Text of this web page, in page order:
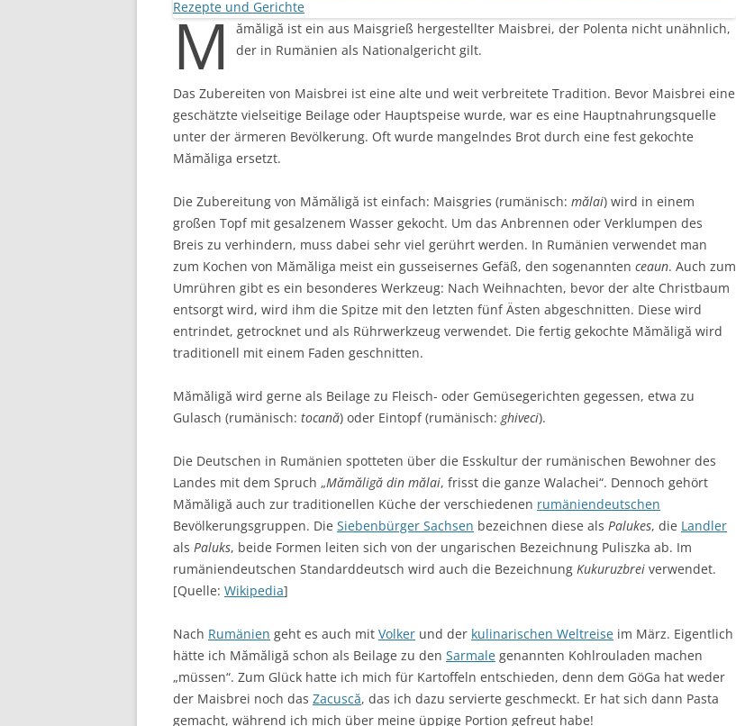
M ămăligă ist ein aus Maisgrieß hergestellter Maisbrei, der Polenta nicht unähnlich,
der in Rumänien als Nationalgericht gilt.
Das Zubereiten von Maisbrei ist eine alte und weit verbreitete Tradition. Bevor Maisbrei eine
geschätzte vielseitige Beilage oder Hauptspeise wurde, war es eine Hauptnahrungsquelle
unter der ärmeren Bevölkerung. Oft wurde mangelndes Brot durch eine fest gekochte
Mămăliga ersetzt.
Die Zubereitung von Mămăligă ist einfach: Maisgries (rumänisch: mălai) wird in einem
großen Topf mit gesalzenem Wasser gekocht. Um das Anbrennen oder Verklumpen des
Breis zu verhindern, muss dabei sehr viel gerührt werden. In Rumänien verwendet man
zum Kochen von Mămăliga meist ein gusseisernes Gefäß, den sogenannten ceaun. Auch zum
Umrühren gibt es ein besonderes Werkzeug: Nach Weihnachten, bevor der alte Christbaum
entsorgt wird, wird ihm die Spitze mit den letzten fünf Ästen abgeschnitten. Diese wird
entrindet, getrocknet und als Rührwerkzeug verwendet. Die fertig gekochte Mămăligă wird
traditionell mit einem Faden geschnitten.
Mămăligă wird gerne als Beilage zu Fleisch- oder Gemüsegerichten gegessen, etwa zu
Gulasch (rumänisch: tocană) oder Eintopf (rumänisch: ghiveci).
Die Deutschen in Rumänien spotteten über die Esskultur der rumänischen Bewohner des
Landes mit dem Spruch „Mămăligă din mălai, frisst die ganze Walachei“. Dennoch gehört
Mămăligă auch zur traditionellen Küche der verschiedenen rumäniendeutschen
Bevölkerungsgruppen. Die Siebenbürger Sachsen bezeichnen diese als Palukes, die Landler
als Paluks, beide Formen leiten sich von der ungarischen Bezeichnung Puliszka ab. Im
rumäniendeutschen Standarddeutsch wird auch die Bezeichnung Kukuruzbrei verwendet.
[Quelle: Wikipedia]
Nach Rumänien geht es auch mit Volker und der kulinarischen Weltreise im März. Eigentlich
hätte ich Mămăligă schon als Beilage zu den Sarmale genannten Kohlrouladen machen
„müssen“. Zum Glück hatte ich mich für Kartoffeln entschieden, denn dem GöGa hat weder
der Maisbrei noch das Zacuscă, das ich dazu servierte geschmeckt. Er hat sich dann Pasta
gemacht, während ich mich über meine üppige Portion gefreut habe!